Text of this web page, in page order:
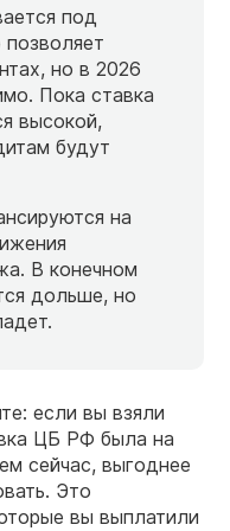
под
но в 2026
Пока ставка
высокой,
будут
на
В конечном
дольше, но
если вы взяли
ЦБ РФ была на
сейчас, выгоднее
Это
вы выплатили